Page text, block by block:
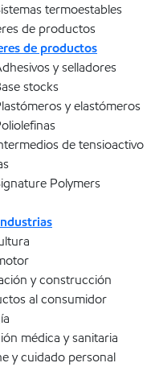
termoestables
de productos
de productos
y selladores
stocks
y elastómeros
de tensioactivo
Polymers
y construcción
al consumidor
médica y sanitaria
y cuidado personal